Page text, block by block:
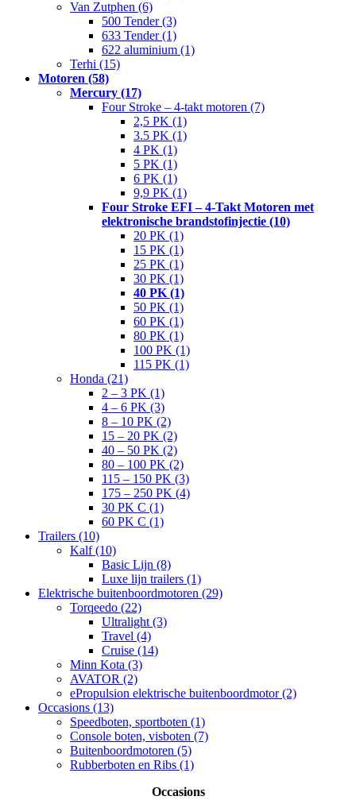
Van Zutphen (6)
500 Tender (3)
633 Tender (1)
622 aluminium (1)
Terhi (15)
Motoren (58)
Mercury (17)
Four Stroke – 4-takt motoren (7)
2,5 PK (1)
3.5 PK (1)
4 PK (1)
5 PK (1)
6 PK (1)
9,9 PK (1)
Four Stroke EFI – 4-Takt Motoren met
elektronische brandstofinjectie (10)
20 PK (1)
15 PK (1)
25 PK (1)
30 PK (1)
40 PK (1)
50 PK (1)
60 PK (1)
80 PK (1)
100 PK (1)
115 PK (1)
Honda (21)
2 – 3 PK (1)
4 – 6 PK (3)
8 – 10 PK (2)
15 – 20 PK (2)
40 – 50 PK (2)
80 – 100 PK (2)
115 – 150 PK (3)
175 – 250 PK (4)
30 PK C (1)
60 PK C (1)
Trailers (10)
Kalf (10)
Basic Lijn (8)
Luxe lijn trailers (1)
Elektrische buitenboordmotoren (29)
Torqeedo (22)
Ultralight (3)
Travel (4)
Cruise (14)
Minn Kota (3)
AVATOR (2)
ePropulsion elektrische buitenboordmotor (2)
Occasions (13)
Speedboten, sportboten (1)
Console boten, visboten (7)
Buitenboordmotoren (5)
Rubberboten en Ribs (1)
Occasions